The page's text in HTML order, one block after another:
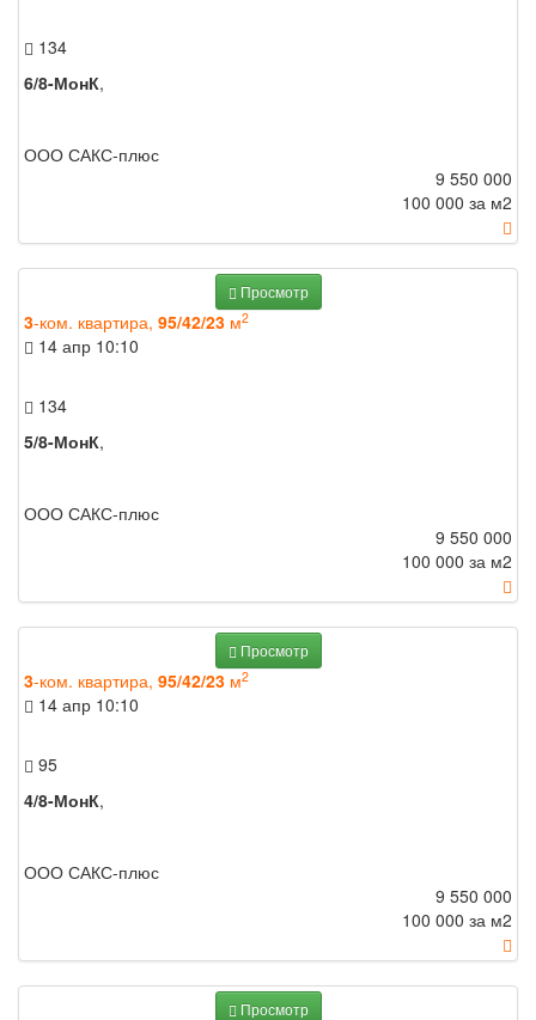
134
6/8-МонК,
ООО САКС-плюс
9 550 000
100 000 за м2
Просмотр
3-ком. квартира, 95/42/23 м2
14 апр 10:10
134
5/8-МонК,
ООО САКС-плюс
9 550 000
100 000 за м2
Просмотр
3-ком. квартира, 95/42/23 м2
14 апр 10:10
95
4/8-МонК,
ООО САКС-плюс
9 550 000
100 000 за м2
Просмотр